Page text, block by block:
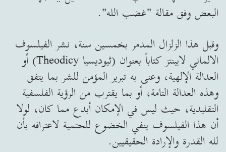
البعض وفق مقالة "غضب الله".
وقبل هذا الزلزال المدمر بخمسين سنة، نشر الفيلسوف
الالماني لايبنتز كتاباً بعنوان (ثيوديسيا Theodicy) أو
العدالة الإلهية، وعنى به تبرير المؤمن للشر بما يتفق
وهذه العدالة التامة، أو بما يقترب من الرؤية الفلسفية
التقليدية، حيث ليس في الإمكان أبدع مما كان، لولا
أن هذا الفيلسوف ينفي الخضوع للحتمية لاعترافه بأن
لله القدرة والإرادة الحقيقيين.